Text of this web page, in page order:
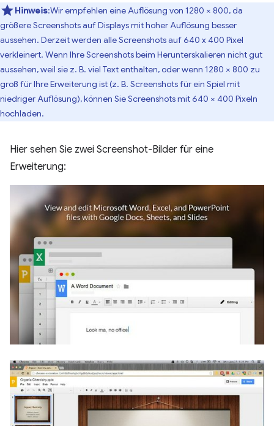
Hinweis:Wir empfehlen eine Auflösung von 1280 × 800, da
größere Screenshots auf Displays mit hoher Auflösung besser
aussehen. Derzeit werden alle Screenshots auf 640 x 400 Pixel
verkleinert. Wenn Ihre Screenshots beim Herunterskalieren nicht gut
aussehen, weil sie z. B. viel Text enthalten, oder wenn 1280 × 800 zu
groß für Ihre Erweiterung ist (z. B. Screenshots für ein Spiel mit
niedriger Auflösung), können Sie Screenshots mit 640 × 400 Pixeln
hochladen.
Hier sehen Sie zwei Screenshot-Bilder für eine
Erweiterung: